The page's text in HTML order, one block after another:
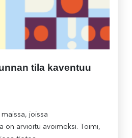
tila kaventuu
joissa
on arvioitu avoimeksi. Toimi,